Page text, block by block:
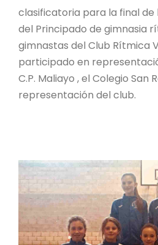
clasificatoria para la final de
del Principado de gimnasia
gimnastas del Club Rítmica
participado en
C.P. Maliayo , el Colegio San
representación del club.